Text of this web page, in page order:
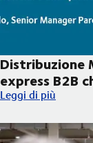
Distribuzione
express B2B
Distribuzione
Leggi di più